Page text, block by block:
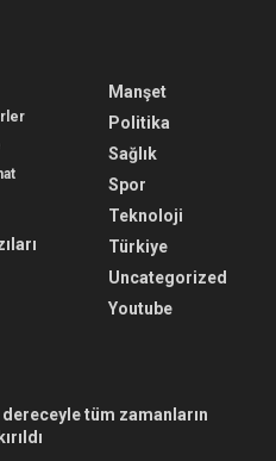
Manşet
Politika
Sağlık
Spor
Teknoloji
Türkiye
Uncategorized
Youtube
dereceyle tüm zamanların